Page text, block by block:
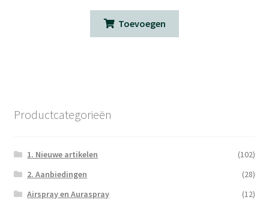
Toevoegen
Productcategorieën
1. Nieuwe artikelen
(102)
2. Aanbiedingen
(28)
Airspray en Auraspray
(12)